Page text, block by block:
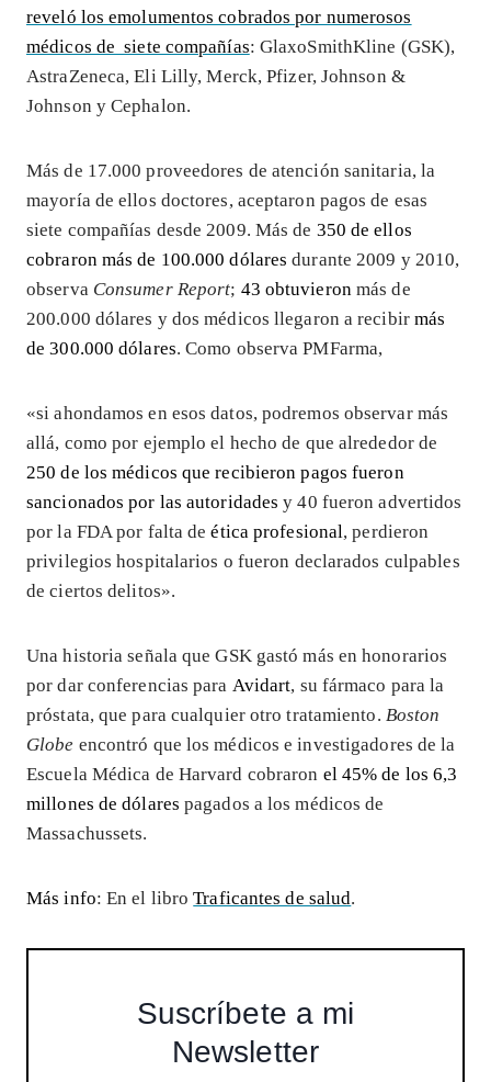
reveló los emolumentos cobrados por numerosos
médicos de siete compañías: GlaxoSmithKline (GSK),
AstraZeneca, Eli Lilly, Merck, Pfizer, Johnson &
Johnson y Cephalon.
Más de 17.000 proveedores de atención sanitaria, la
mayoría de ellos doctores, aceptaron pagos de esas
siete compañías desde 2009. Más de 350 de ellos
cobraron más de 100.000 dólaresdurante 2009 y 2010,
observa Consumer Report; 43 obtuvieronmás de
200.000 dólares y dos médicos llegaron a recibir más
de 300.000 dólares. Como observa PMFarma,
«si ahondamos en esos datos, podremos observar más
allá, como por ejemplo el hecho de que alrededor de
250 de los médicos que recibieron pagos fueron
sancionados por las autoridadesy 40 fueron advertidos
por la FDA por falta deética profesional, perdieron
privilegios hospitalarios o fueron declarados culpables
de ciertos delitos».
Una historia señala que GSK gastó más en honorarios
por dar conferencias para Avidart, su fármaco para la
próstata, que para cualquier otro tratamiento. Boston
Globe encontró que los médicos e investigadores de la
Escuela Médica de Harvard cobraron el 45% de los 6,3
millones de dólarespagados a los médicos de
Massachussets.
Más info: En el libroTraficantes de salud.
Suscríbete a mi
Newsletter